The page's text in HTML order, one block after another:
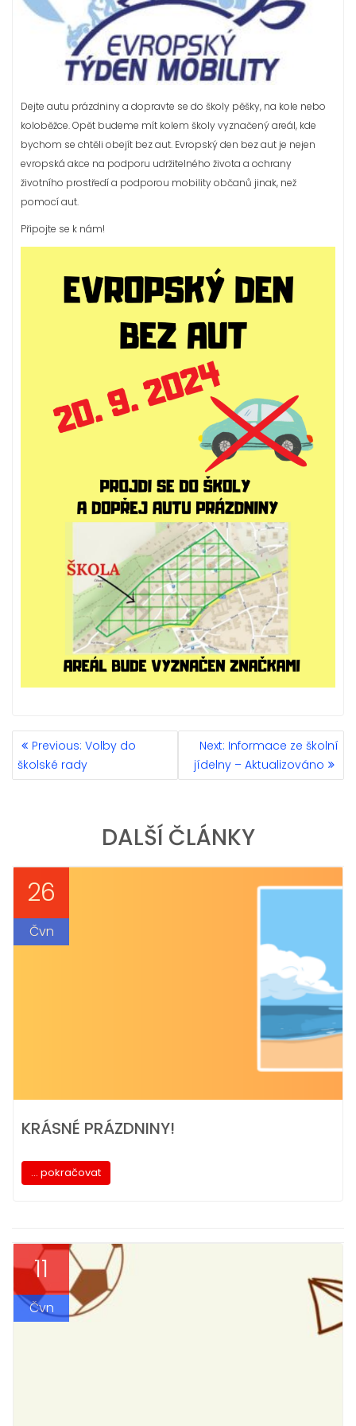
Dejte autu prázdniny a dopravte se do školy pěšky, na kole nebo
koloběžce. Opět budeme mít kolem školy vyznačený areál, kde
bychom se chtěli obejít bez aut. Evropský den bez aut je nejen
evropská akce na podporu udržitelného života a ochrany
životního prostředí a podporou mobility občanů jinak, než
pomocí aut.
Připojte se k nám!
NAVIGACE
PRO
PŘÍSPĚVEK
Previous: Previous
post:
Volby do
školské rady
Next: Next
post:
Informace ze školní
jídelny – Aktualizováno
DALŠÍ ČLÁNKY
26
Čvn
KRÁSNÉ PRÁZDNINY!
... pokračovat
11
Čvn